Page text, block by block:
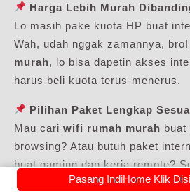
Harga Lebih Murah
Lo masih pake kuota HP buat
Wah, udah nggak zamannya,
murah, lo bisa dapetin akses
harus beli kuota terus-menerus.
Pilihan Paket Lengkap
Mau cari wifi rumah murah buat
browsing? Atau butuh paket
buat gaming dan kerja remote?
Pasang IndiHome Klik